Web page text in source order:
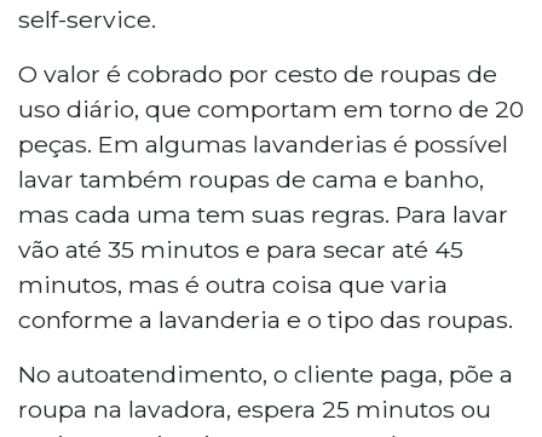
self-service.
O valor é cobrado por cesto de roupas de
uso diário, que comportam em torno de 20
peças. Em algumas lavanderias é possível
lavar também roupas de cama e banho,
mas cada uma tem suas regras. Para lavar
vão até 35 minutos e para secar até 45
minutos, mas é outra coisa que varia
conforme a lavanderia e o tipo das roupas.
No autoatendimento, o cliente paga, põe a
roupa na lavadora, espera 25 minutos ou